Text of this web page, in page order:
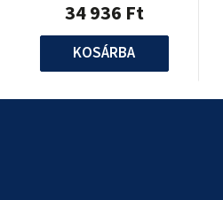
34 936 Ft
KOSÁRBA